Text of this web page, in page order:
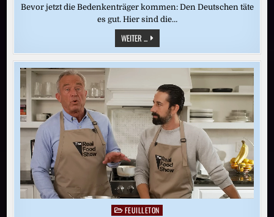
Bevor jetzt die Bedenkenträger kommen: Den Deutschen täte
es gut. Hier sind die…
WEITER ... AUCH
SO
GEHT
ERINNERUNGSKULTUR
–
GESICHTERN
PostedFEUILLETON